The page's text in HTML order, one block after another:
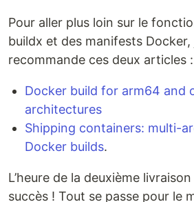
Pour aller plus loin sur le
buildx et des manifests Docker,
recommande ces deux articles :
Docker build for arm64 and
architectures
Shipping containers: multi-
Docker builds.
L’heure de la deuxième
succès ! Tout se passe pour le